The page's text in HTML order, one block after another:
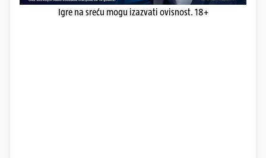
Igre na sreću mogu izazvati ovisnost. 18+